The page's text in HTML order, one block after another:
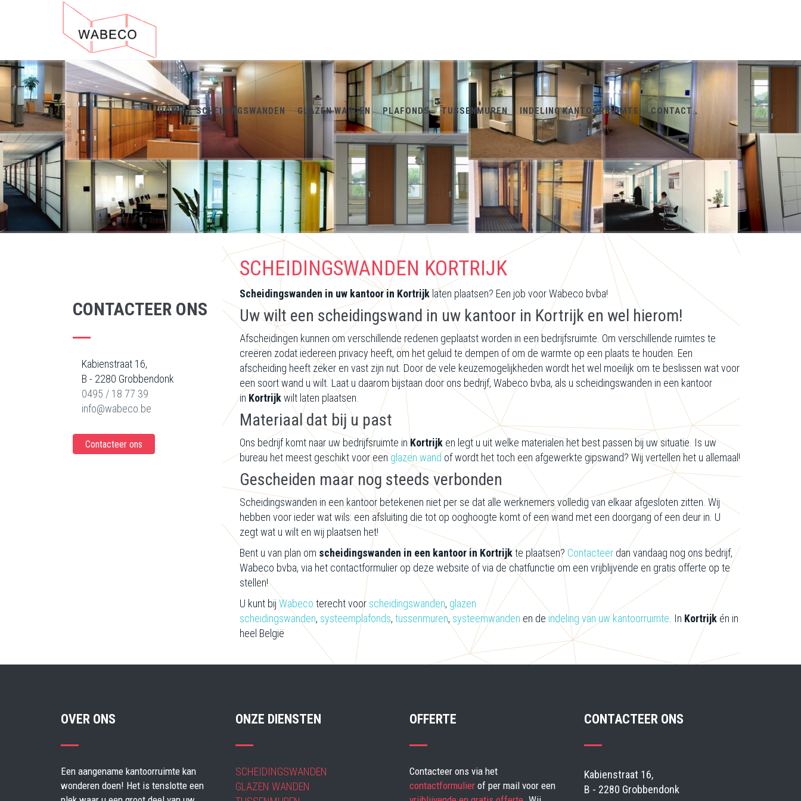
HOME SCHEIDINGSWANDEN GLAZEN WANDEN PLAFONDS TUSSENMUREN INDELING KANTOORRUIMTE CONTACT
CONTACTEER ONS
Kabienstraat 16,
B - 2280 Grobbendonk
0495 / 18 77 39
info@wabeco.be
Contacteer ons
SCHEIDINGSWANDEN KORTRIJK
Scheidingswanden in uw kantoor in Kortrijklaten plaatsen? Een job voor Wabeco bvba!
Uw wilt een scheidingswand in uw kantoor in Kortrijk en wel hierom!
Afscheidingen kunnen om verschillende redenen geplaatst worden in een bedrijfsruimte. Om verschillende ruimtes te
creëren zodat iedereen privacy heeft, om het geluid te dempen of om de warmte op een plaats te houden. Een
afscheiding heeft zeker en vast zijn nut. Door de vele keuzemogelijkheden wordt het wel moeilijk om te beslissen wat voor
een soort wand u wilt. Laat u daarom bijstaan door ons bedrijf, Wabeco bvba, als u scheidingswanden in een kantoor
in Kortrijkwilt laten plaatsen.
Materiaal dat bij u past
Ons bedrijf komt naar uw bedrijfsruimte in Kortrijk en legt u uit welke materialen het best passen bij uw situatie. Is uw
bureau het meest geschikt voor eenglazen wand of wordt het toch een afgewerkte gipswand? Wij vertellen het u allemaal!
Gescheiden maar nog steeds verbonden
Scheidingswanden in een kantoor betekenen niet per se dat alle werknemers volledig van elkaar afgesloten zitten. Wij
hebben voor ieder wat wils: een afsluiting die tot op ooghoogte komt of een wand met een doorgang of een deur in. U
zegt wat u wilt en wij plaatsen het!
Bent u van plan om scheidingswanden in een kantoor in Kortrijkte plaatsen? Contacteer dan vandaag nog ons bedrijf,
Wabeco bvba, via het contactformulier op deze website of via de chatfunctie om een vrijblijvende en gratis offerte op te
stellen!
U kunt bij Wabeco terecht voor scheidingswanden, glazen
scheidingswanden, systeemplafonds, tussenmuren, systeemwanden en de indeling van uw kantoorruimte . In Kortrijk én in
heel België
OVER ONS
Een aangename kantoorruimte kan
wonderen doen! Het is tenslotte een
ONZE DIENSTEN
SCHEIDINGSWANDEN
GLAZEN WANDEN
OFFERTE
Contacteer ons via het
contactformulier of per mail voor een
CONTACTEER ONS
Kabienstraat 16,
B - 2280 Grobbendonk